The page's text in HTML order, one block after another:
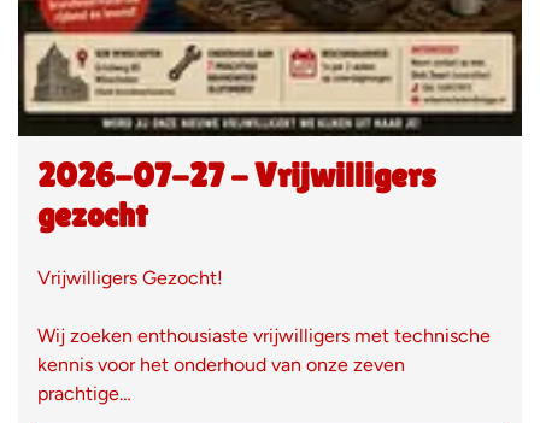
2026-07-27 - Vrijwilligers
gezocht
Vrijwilligers Gezocht!
Wij zoeken enthousiaste vrijwilligers met technische
kennis voor het onderhoud van onze zeven
prachtige…